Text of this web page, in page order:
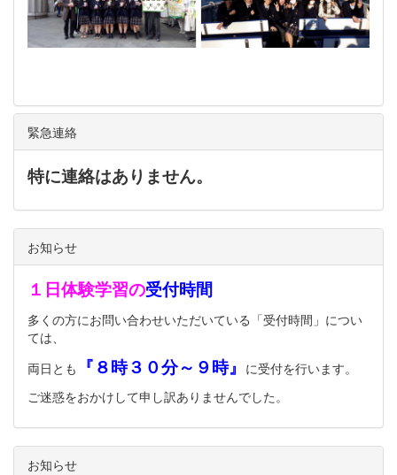
緊急連絡
特に連絡はありません。
お知らせ
１日体験学習の受付時間
多くの方にお問い合わせいただいている「受付時間」につい
ては、
両日とも
『８時３０分～９時』 に受付を行います。
ご迷惑をおかけして申し訳ありませんでした。
お知らせ